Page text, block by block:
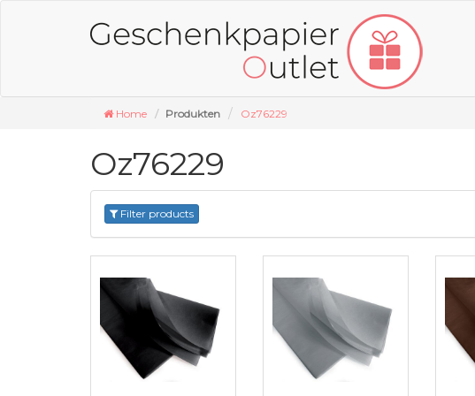
Home Produkten Oz76229
Oz76229
Filter products